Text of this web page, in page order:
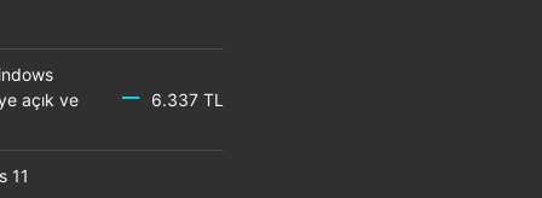
açık ve
6.337 TL
11